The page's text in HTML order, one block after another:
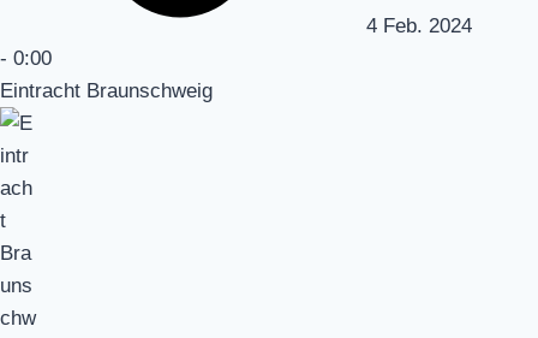
4 Feb. 2024
- 0:00
Eintracht Braunschweig